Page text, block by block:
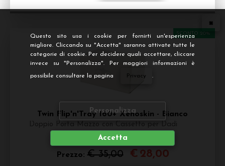
Questo sito usa i cookie per fornirti un'esperienza
migliore. Cliccando su "Accetta" saranno attivate tutte le
categorie di cookie. Per decidere quali accettare, cliccare
invece su "Personalizza". Per maggiori informazioni è
possibile consultare la pagina Privacy .
Personalizza
Accetta
Twin Flip'n'Tray 160+ Xenoskin - Bianco
Doppio Porta Mazzo con Cassetto per Dadi
Disponibilità: NON DISPONIBILE
Prezzo: € 35,00
SCONTO 20%
€ 28,00